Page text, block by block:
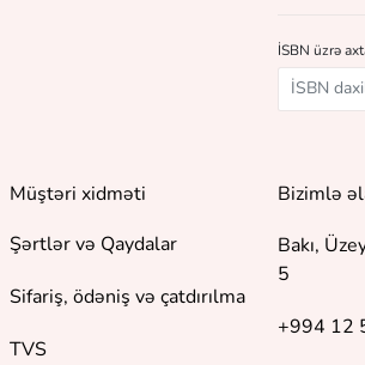
İSBN üzrə
Müştəri xidməti
Şərtlər və Qaydalar
Sifariş, ödəniş və çatdırılma
TVS
Bizimlə
Bakı,
5
+994 12